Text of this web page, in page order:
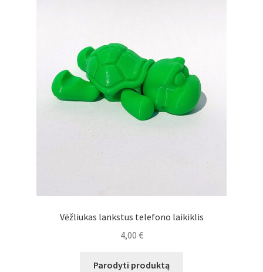
Vėžliukas lankstus telefono laikiklis
4,00 €
Parodyti produktą